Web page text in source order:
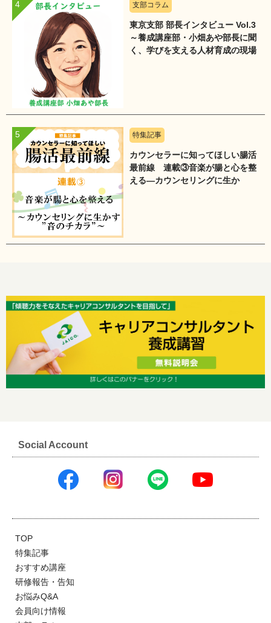
支部コラム
東京支部 部長インタビュー Vol.3
～養成講座部・小畑あや部長に聞
く、学びを支える人材育成の現場
特集記事
カウンセラーに知ってほしい腸活
最前線 連載③音楽が腸と心を整
える―カウンセリングに生か
Social Account
TOP
特集記事
おすすめ講座
研修報告・告知
お悩みQ&A
会員向け情報